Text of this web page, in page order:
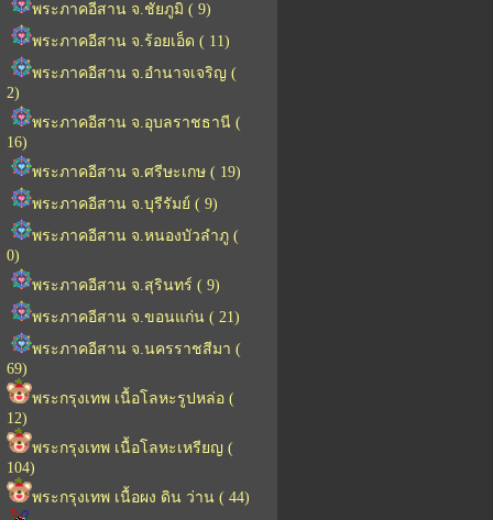
พระภาคอีสาน จ.ชัยภูมิ ( 9)
พระภาคอีสาน จ.ร้อยเอ็ด ( 11)
พระภาคอีสาน จ.อำนาจเจริญ (
2)
พระภาคอีสาน จ.อุบลราชธานี (
16)
พระภาคอีสาน จ.ศรีษะเกษ ( 19)
พระภาคอีสาน จ.บุรีรัมย์ ( 9)
พระภาคอีสาน จ.หนองบัวลำภู (
0)
พระภาคอีสาน จ.สุรินทร์ ( 9)
พระภาคอีสาน จ.ขอนแก่น ( 21)
พระภาคอีสาน จ.นครราชสีมา (
69)
พระกรุงเทพ เนื้อโลหะรูปหล่อ (
12)
พระกรุงเทพ เนื้อโลหะเหรียญ (
104)
พระกรุงเทพ เนื้อผง ดิน ว่าน ( 44)